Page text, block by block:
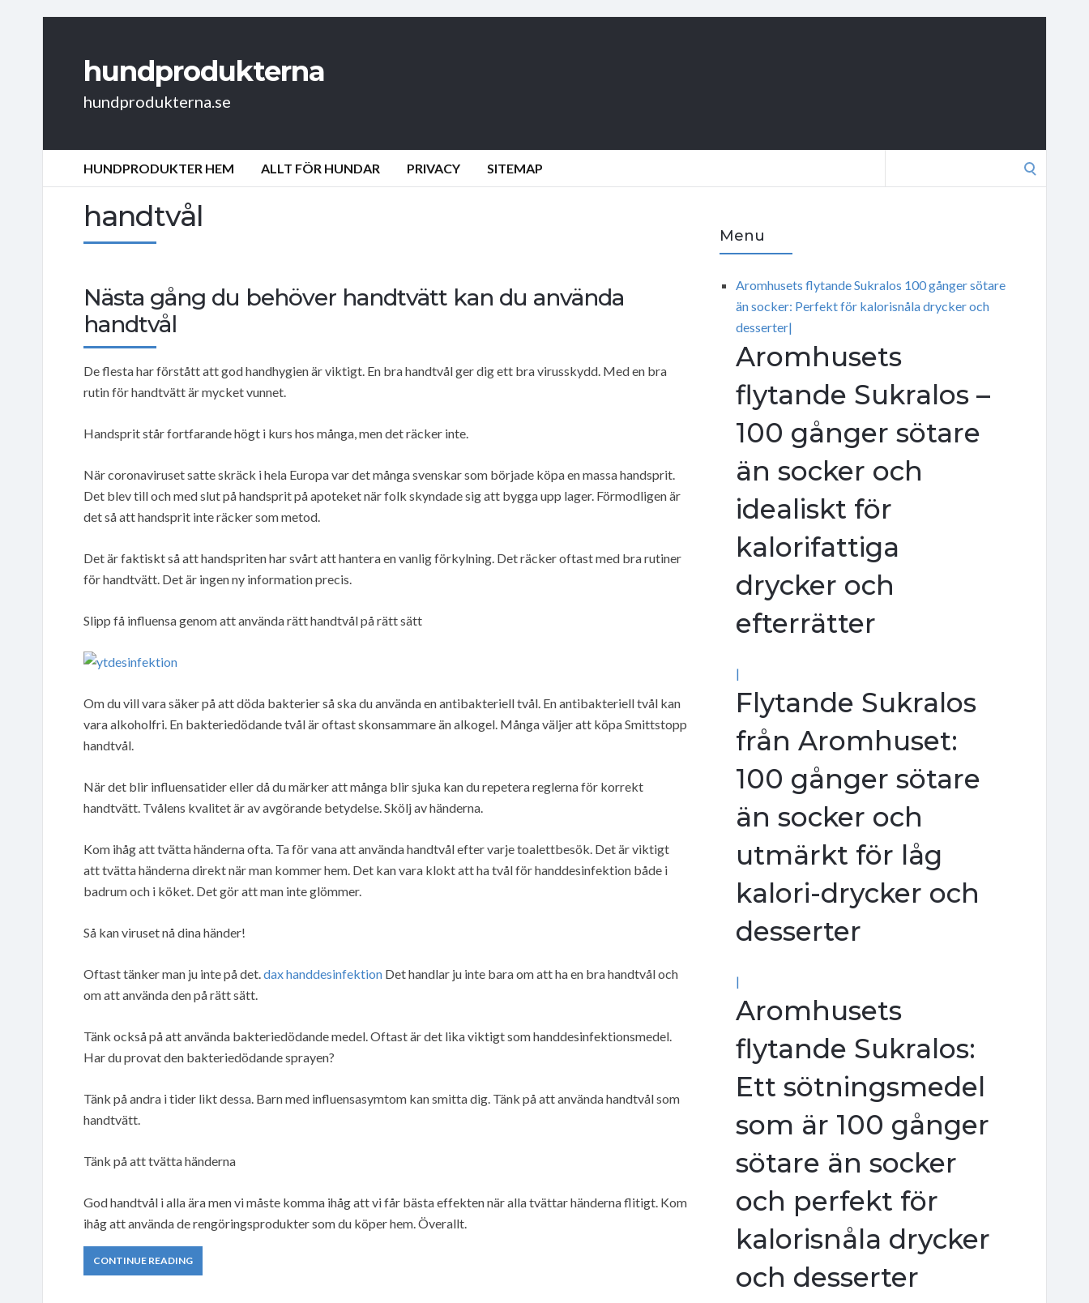
hundprodukterna
hundprodukterna.se
HUNDPRODUKTER HEM ALLT FÖR HUNDAR PRIVACY SITEMAP
handtvål
Nästa gång du behöver handtvätt kan du använda
handtvål
De flesta har förstått att god handhygien är viktigt. En bra handtvål ger dig ett bra virusskydd. Med en bra
rutin för handtvätt är mycket vunnet.
Handsprit står fortfarande högt i kurs hos många, men det räcker inte.
När coronaviruset satte skräck i hela Europa var det många svenskar som började köpa en massa handsprit.
Det blev till och med slut på handsprit på apoteket när folk skyndade sig att bygga upp lager. Förmodligen är
det så att handsprit inte räcker som metod.
Det är faktiskt så att handspriten har svårt att hantera en vanlig förkylning. Det räcker oftast med bra rutiner
för handtvätt. Det är ingen ny information precis.
Slipp få influensa genom att använda rätt handtvål på rätt sätt
Om du vill vara säker på att döda bakterier så ska du använda en antibakteriell tvål. En antibakteriell tvål kan
vara alkoholfri. En bakteriedödande tvål är oftast skonsammare än alkogel. Många väljer att köpa Smittstopp
handtvål.
När det blir influensatider eller då du märker att många blir sjuka kan du repetera reglerna för korrekt
handtvätt. Tvålens kvalitet är av avgörande betydelse. Skölj av händerna.
Kom ihåg att tvätta händerna ofta. Ta för vana att använda handtvål efter varje toalettbesök. Det är viktigt
att tvätta händerna direkt när man kommer hem. Det kan vara klokt att ha tvål för handdesinfektion både i
badrum och i köket. Det gör att man inte glömmer.
Så kan viruset nå dina händer!
Oftast tänker man ju inte på det.dax handdesinfektion Det handlar ju inte bara om att ha en bra handtvål och
om att använda den på rätt sätt.
Tänk också på att använda bakteriedödande medel. Oftast är det lika viktigt som handdesinfektionsmedel.
Har du provat den bakteriedödande sprayen?
Tänk på andra i tider likt dessa. Barn med influensasymtom kan smitta dig. Tänk på att använda handtvål som
handtvätt.
Tänk på att tvätta händerna
God handtvål i alla ära men vi måste komma ihåg att vi får bästa effekten när alla tvättar händerna flitigt. Kom
ihåg att använda de rengöringsprodukter som du köper hem. Överallt.
CONTINUE READING
Menu
Aromhusets flytande Sukralos 100 gånger sötare
än socker: Perfekt för kalorisnåla drycker och
desserter|
Aromhusets
flytande Sukralos –
100 gånger sötare
än socker och
idealiskt för
kalorifattiga
drycker och
efterrätter
|
Flytande Sukralos
från Aromhuset:
100 gånger sötare
än socker och
utmärkt för låg
kalori-drycker och
desserter
|
Aromhusets
flytande Sukralos:
Ett sötningsmedel
som är 100 gånger
sötare än socker
och perfekt för
kalorisnåla drycker
och desserter